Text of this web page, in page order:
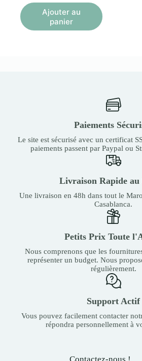
Ajouter au
panier
Paiements
Le site est sécurisé avec un certificat
paiements passent par Paypal ou
Livraison Rapide
Une livraison en 48h dans tout le
Casablanca.
Petits Prix Toute
Nous comprenons que les
représenter un budget. Nous
régulièrement.
Support Actif
Vous pouvez facilement contacter
répondra personnellement à
Contactez-nous !